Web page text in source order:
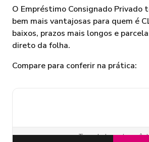
O Empréstimo Consignado Privado
bem mais vantajosas para quem é
baixos, prazos mais longos e
direto da folha.
Compare para conferir na prática:
Taxa de Juros (ao mês)